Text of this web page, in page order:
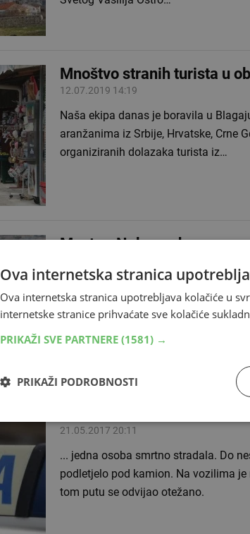
Mnoštvo stranih turista u
12.07.2019 14:19
Naša ekipa danas je boravila u
aranžanima iz Srbije, Hrvatske, Crne
organiziranih dolazaka turista iz…
Mostar: Nakon udara
Požar je zahvatio nisko raslinje brda
nemamo više informacija o istom.
21.05.2017 20:11
... jedna osoba smrtno stradala. Do
podletjelo pod kamion. Na vozilima
tom putu se odvijao otežano.
Ova internetska stranica
Ova internetska stranica upotrebljava kolačiće u
internetske stranice prihvaćate sve kolačiće
PRIKAŽI SVE PARTNERE (1581) →
PRIKAŽI PODROBNOSTI